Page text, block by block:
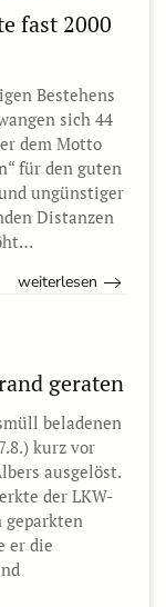
fast 2000
Bestehens
sich 44
dem Motto
für den guten
ungünstiger
Distanzen
weiterlesen
geraten
beladenen
kurz vor
ausgelöst.
der LKW-
geparkten
er die